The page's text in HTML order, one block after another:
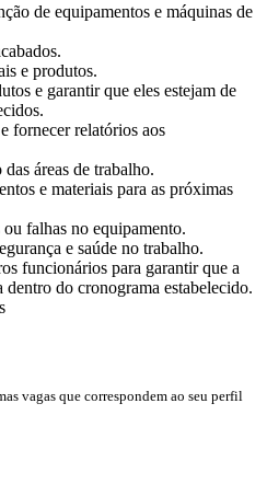
de equipamentos e máquinas de
e produtos.
e garantir que eles estejam de
fornecer relatórios aos
áreas de trabalho.
e materiais para as próximas
falhas no equipamento.
e saúde no trabalho.
funcionários para garantir que a
do cronograma estabelecido.
vagas que correspondem ao seu perfil